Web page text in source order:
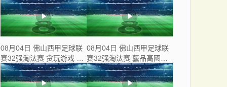
08月04日 佛山西甲足球联
赛32强淘汰赛 贪玩游戏 VS
美的薪火 全场录像
08月04日 佛山西甲足球联
赛32强淘汰赛 藝品高國際
VS 湛江狂狼·粵辉能源 全
场录像